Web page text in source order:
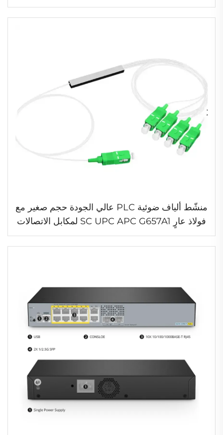
منشّط ألياف ضوئية PLC عالي الجودة حجم صغير مع
فولاذ عارٍ SC UPC APC G657A1 لمكابل الاتصالات